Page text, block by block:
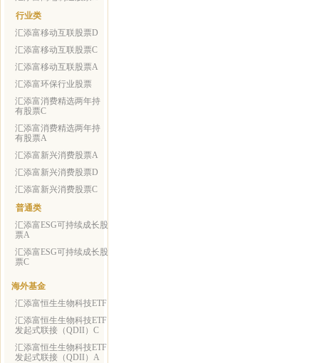
行业类
汇添富移动互联股票D
汇添富移动互联股票C
汇添富移动互联股票A
汇添富环保行业股票
汇添富消费精选两年持
有股票C
汇添富消费精选两年持
有股票A
汇添富新兴消费股票A
汇添富新兴消费股票D
汇添富新兴消费股票C
普通类
汇添富ESG可持续成长股
票A
汇添富ESG可持续成长股
票C
海外基金
汇添富恒生生物科技ETF
汇添富恒生生物科技ETF
发起式联接（QDII）C
汇添富恒生生物科技ETF
发起式联接（QDII）A